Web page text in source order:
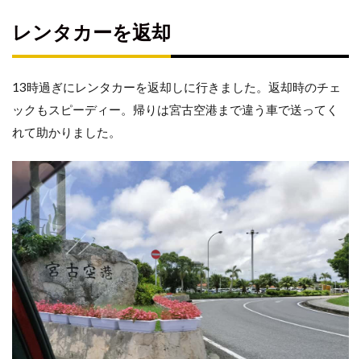
レンタカーを返却
13時過ぎにレンタカーを返却しに行きました。返却時のチェ
ックもスピーディー。帰りは宮古空港まで違う車で送ってく
れて助かりました。